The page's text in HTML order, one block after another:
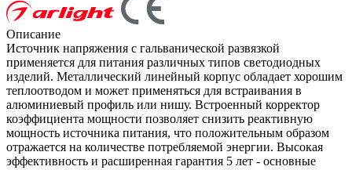
Описание
Источник напряжения с гальванической развязкой
применяется для питания различных типов светодиодных
изделий. Металлический линейный корпус обладает хорошим
теплоотводом и может применяться для встраивания в
алюминиевый профиль или нишу. Встроенный корректор
коэффициента мощности позволяет снизить реактивную
мощность источника питания, что положительным образом
отражается на количестве потребляемой энергии. Высокая
эффективность и расширенная гарантия 5 лет - основные